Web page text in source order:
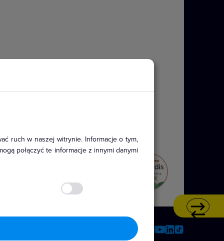
ruch w naszej witrynie. Informacje o tym,
połączyć te informacje z innymi danymi
i wielokrotnych. Stopień
Social media